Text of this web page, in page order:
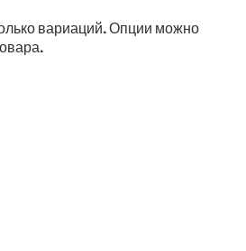
вариаций. Опции можно